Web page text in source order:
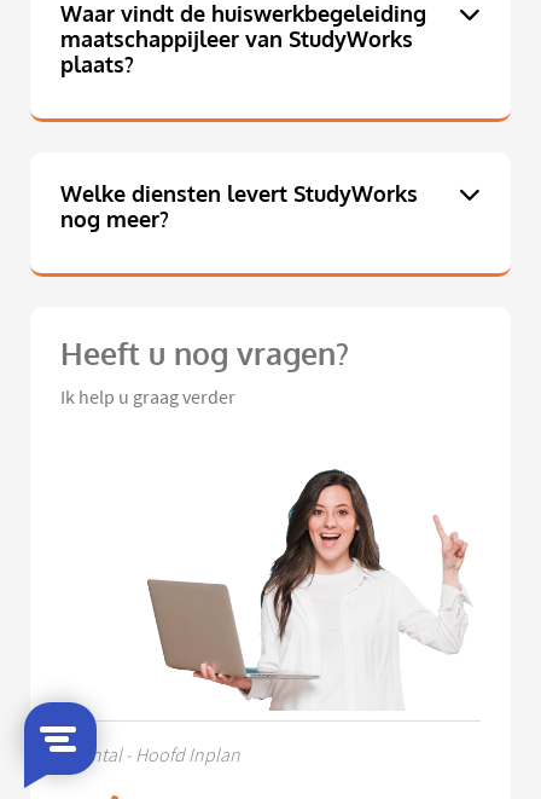
Waar vindt de huiswerkbegeleiding
maatschappijleer van StudyWorks
plaats?
Welke diensten levert StudyWorks
nog meer?
Heeft u nog vragen?
Ik help u graag verder
Chantal - Hoofd Inplan